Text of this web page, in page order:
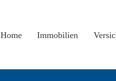
Home Immobilien